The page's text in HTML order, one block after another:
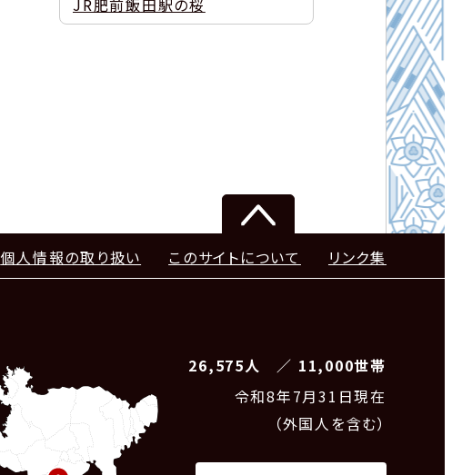
JR肥前飯田駅の桜
個人情報の取り扱い このサイトについて リンク集
26,575人 ／ 11,000世帯
令和8年7月31日現在
（外国人を含む）